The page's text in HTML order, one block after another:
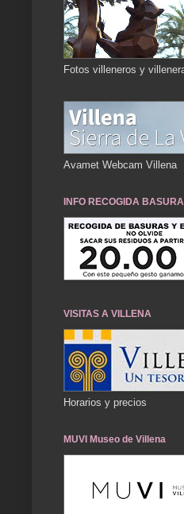
UN
Fotos villeneros y
Avamet Webcam Villena
INFO RECOGIDA
VISITAS A VILLENA
Horarios y precios
MUVI Museo de Villena